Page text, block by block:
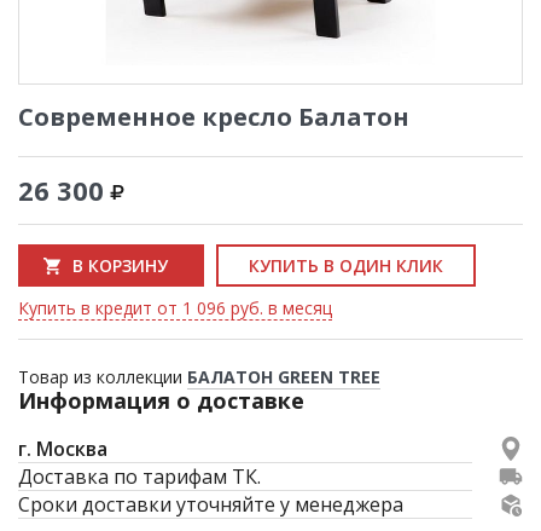
Современное кресло Балатон
26 300
В КОРЗИНУ
КУПИТЬ В ОДИН КЛИК
Купить в кредит от 1 096 руб. в месяц
Товар из коллекции БАЛАТОН GREEN TREE
Информация о доставке
г. Москва
Доставка по тарифам ТК.
Сроки доставки уточняйте у менеджера